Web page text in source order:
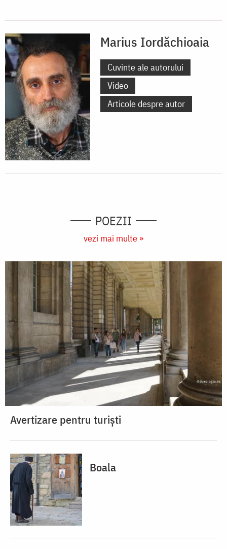
Marius Iordăchioaia
Cuvinte ale autorului
Video
Articole despre autor
POEZII
vezi mai multe »
Avertizare pentru turiști
Boala